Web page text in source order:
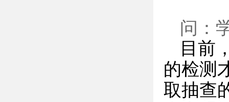
问：
目前
的检测
取抽查